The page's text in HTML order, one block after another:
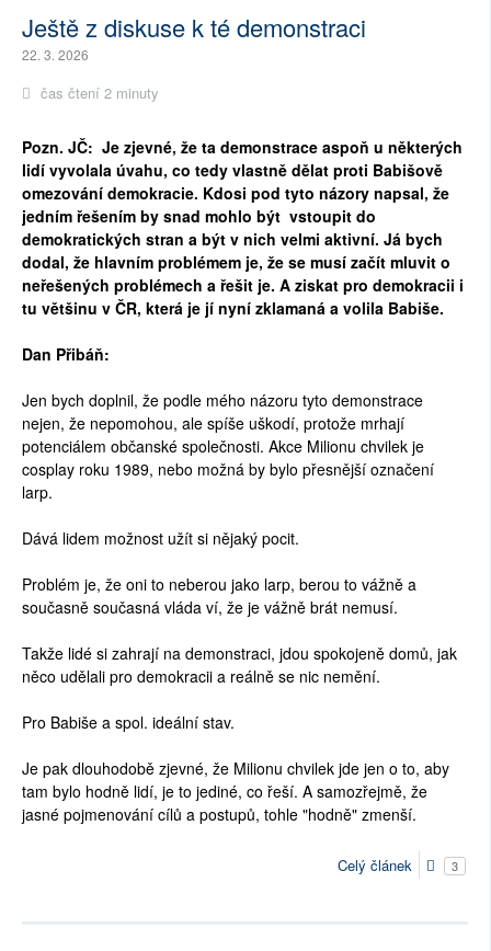
Ještě z diskuse k té demonstraci
22. 3. 2026
čas čtení 2 minuty
Pozn. JČ: Je zjevné, že ta demonstrace aspoň u některých
lidí vyvolala úvahu, co tedy vlastně dělat proti Babišově
omezování demokracie. Kdosi pod tyto názory napsal, že
jedním řešením by snad mohlo být vstoupit do
demokratických stran a být v nich velmi aktivní. Já bych
dodal, že hlavním problémem je, že se musí začít mluvit o
neřešených problémech a řešit je. A ziskat pro demokracii i
tu většinu v ČR, která je jí nyní zklamaná a volila Babiše.
Dan Přibáň:
Jen bych doplnil, že podle mého názoru tyto demonstrace
nejen, že nepomohou, ale spíše uškodí, protože mrhají
potenciálem občanské společnosti. Akce Milionu chvilek je
cosplay roku 1989, nebo možná by bylo přesnější označení
larp.
Dává lidem možnost užít si nějaký pocit.
Problém je, že oni to neberou jako larp, berou to vážně a
současně současná vláda ví, že je vážně brát nemusí.
Takže lidé si zahrají na demonstraci, jdou spokojeně domů, jak
něco udělali pro demokracii a reálně se nic nemění.
Pro Babiše a spol. ideální stav.
Je pak dlouhodobě zjevné, že Milionu chvilek jde jen o to, aby
tam bylo hodně lidí, je to jediné, co řeší. A samozřejmě, že
jasné pojmenování cílů a postupů, tohle "hodně" zmenší.
Celý článek 3